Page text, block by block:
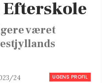
Efterskole
været
UGENS PROFIL
24